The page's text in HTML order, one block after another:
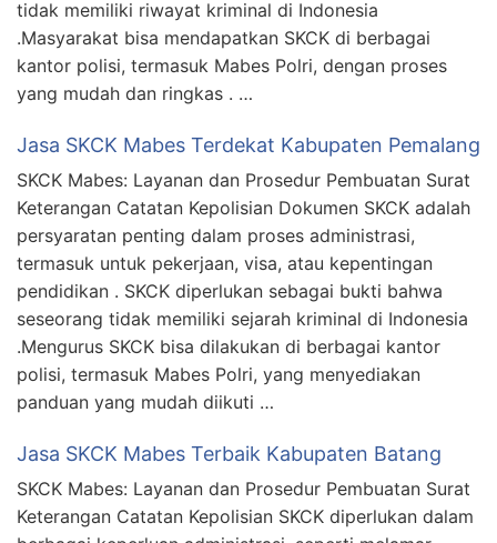
tidak memiliki riwayat kriminal di Indonesia
.Masyarakat bisa mendapatkan SKCK di berbagai
kantor polisi, termasuk Mabes Polri, dengan proses
yang mudah dan ringkas . …
Jasa SKCK Mabes Terdekat Kabupaten Pemalang
SKCK Mabes: Layanan dan Prosedur Pembuatan Surat
Keterangan Catatan Kepolisian Dokumen SKCK adalah
persyaratan penting dalam proses administrasi,
termasuk untuk pekerjaan, visa, atau kepentingan
pendidikan . SKCK diperlukan sebagai bukti bahwa
seseorang tidak memiliki sejarah kriminal di Indonesia
.Mengurus SKCK bisa dilakukan di berbagai kantor
polisi, termasuk Mabes Polri, yang menyediakan
panduan yang mudah diikuti …
Jasa SKCK Mabes Terbaik Kabupaten Batang
SKCK Mabes: Layanan dan Prosedur Pembuatan Surat
Keterangan Catatan Kepolisian SKCK diperlukan dalam